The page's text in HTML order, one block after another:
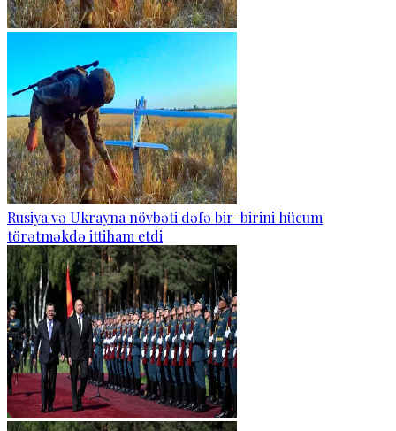
Rusiya və Ukrayna növbəti dəfə bir-birini hücum
törətməkdə ittiham etdi